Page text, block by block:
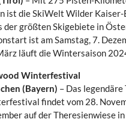
ist die SkiWelt Wilder
der größten Skigebiete in
ist am Samstag, 7.
läuft die Wintersaison
Winterfestival
(Bayern) – Das legendäre
findet vom 28.
auf der Theresienwiese